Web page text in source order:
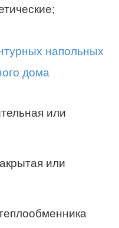
или
или